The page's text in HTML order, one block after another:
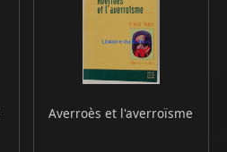
Averroès et l'averroïsme